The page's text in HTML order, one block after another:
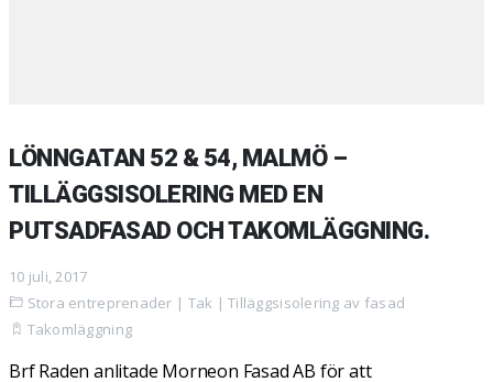
LÖNNGATAN 52 & 54, MALMÖ –
TILLÄGGSISOLERING MED EN
PUTSADFASAD OCH TAKOMLÄGGNING.
10 juli, 2017
Stora entreprenader | Tak |Tilläggsisolering av fasad
Takomläggning
Brf Raden anlitade Morneon Fasad AB för att